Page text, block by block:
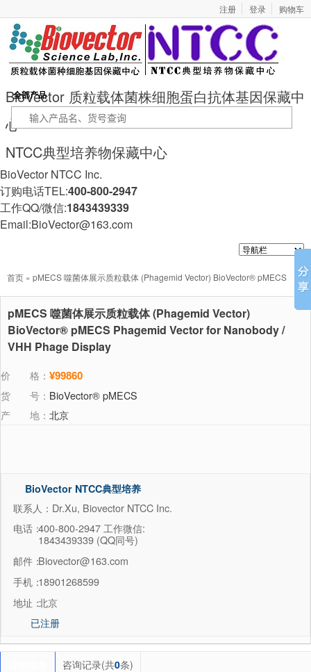
注册 登录 购物车
BioVector 质粒载体菌株细胞蛋白抗体基因保藏中
心
NTCC典型培养物保藏中心
全部产品
BioVector NTCC Inc.
订购电话TEL:400-800-2947
工作QQ/微信:1843439339
Email:BioVector@163.com
首页 » pMECS 噬菌体展示质粒载体 (Phagemid Vector) BioVector® pMECS
Phagemid Vector for Nanobody / VHH Phage Display
pMECS 噬菌体展示质粒载体 (Phagemid Vector)
BioVector® pMECS Phagemid Vector for Nanobody /
VHH Phage Display
价 格： ¥99860
货 号： BioVector® pMECS
产 地： 北京
BioVector NTCC典型培养
联系人：Dr.Xu, Biovector NTCC Inc.
电话：400-800-2947 工作微信:
1843439339 (QQ同号)
邮件：Biovector@163.com
手机：18901268599
地址：北京
已注册
咨询记录(共0条)